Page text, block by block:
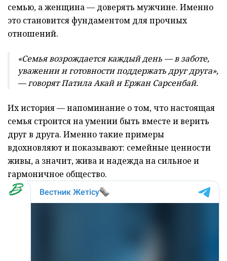
семью, а женщина — доверять мужчине. Именно
это становится фундаментом для прочных
отношений.
«Семья возрождается каждый день — в заботе,
уважении и готовности поддержать друг друга»,
— говорят Патила Акай и Ержан Сарсенбай.
Их история — напоминание о том, что настоящая
семья строится на умении быть вместе и верить
друг в друга. Именно такие примеры
вдохновляют и показывают: семейные ценности
живы, а значит, жива и надежда на сильное и
гармоничное общество.